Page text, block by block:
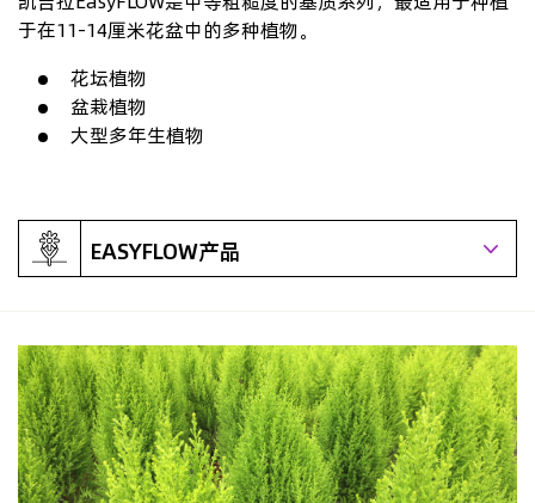
于在11-14厘米花盆中的多种植物。
花坛植物
盆栽植物
大型多年生植物
EASYFLOW产品